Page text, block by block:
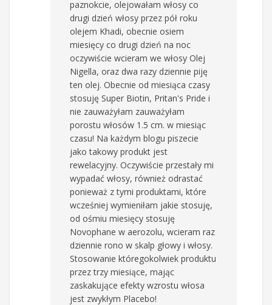
paznokcie, olejowałam włosy co
drugi dzień włosy przez pół roku
olejem Khadi, obecnie osiem
miesięcy co drugi dzień na noc
oczywiście wcieram we włosy Olej
Nigella, oraz dwa razy dziennie piję
ten olej. Obecnie od miesiąca czasy
stosuję Super Biotin, Pritan's Pride i
nie zauważyłam zauważyłam
porostu włosów 1.5 cm. w miesiąc
czasu! Na każdym blogu piszecie
jako takowy produkt jest
rewelacyjny. Oczywiście przestały mi
wypadać włosy, również odrastać
ponieważ z tymi produktami, które
wcześniej wymieniłam jakie stosuję,
od ośmiu miesięcy stosuję
Novophane w aerozolu, wcieram raz
dziennie rono w skalp głowy i włosy.
Stosowanie któregokolwiek produktu
przez trzy miesiące, mając
zaskakujące efekty wzrostu włosa
jest zwykłym Placebo!